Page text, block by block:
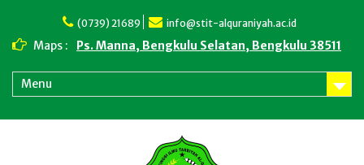
content
(0739) 21689 info@stit-alquraniyah.ac.id
Maps : Ps. Manna, Bengkulu Selatan, Bengkulu 38511
Menu